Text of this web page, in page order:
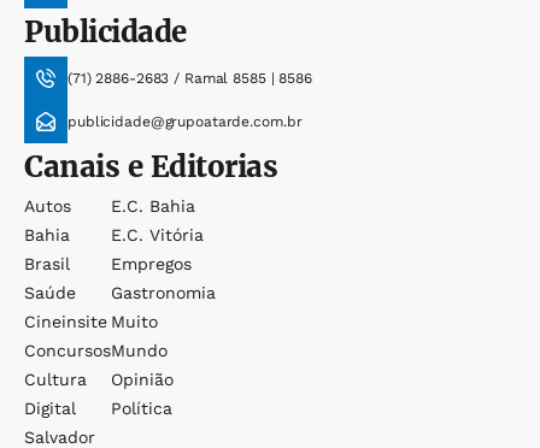
Publicidade
(71) 2886-2683 / Ramal 8585 | 8586
publicidade@grupoatarde.com.br
Canais e Editorias
Autos
Bahia
Brasil
Saúde
Cineinsite
Concursos
Cultura
Digital
Salvador
E.c. Bahia
E.c. Vitória
Empregos
Gastronomia
Muito
Mundo
Opinião
Política